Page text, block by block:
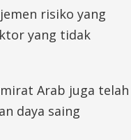
risiko yang
yang tidak
Arab juga telah
daya saing